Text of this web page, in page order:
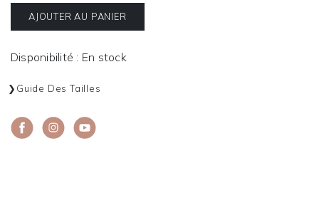
AJOUTER AU PANIER
Disponibilité : En stock
Guide Des Tailles